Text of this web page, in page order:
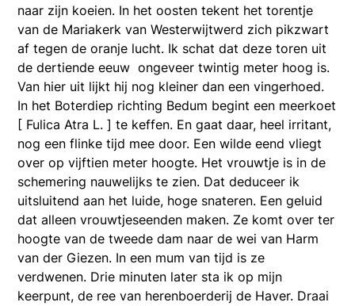
naar zijn koeien. In het oosten tekent het torentje
van de Mariakerk van Westerwijtwerd zich pikzwart
af tegen de oranje lucht. Ik schat dat deze toren uit
de dertiende eeuw ongeveer twintig meter hoog is.
Van hier uit lijkt hij nog kleiner dan een vingerhoed.
In het Boterdiep richting Bedum begint een meerkoet
[ Fulica Atra L. ] te keffen. En gaat daar, heel irritant,
nog een flinke tijd mee door. Een wilde eend vliegt
over op vijftien meter hoogte. Het vrouwtje is in de
schemering nauwelijks te zien. Dat deduceer ik
uitsluitend aan het luide, hoge snateren. Een geluid
dat alleen vrouwtjeseenden maken. Ze komt over ter
hoogte van de tweede dam naar de wei van Harm
van der Giezen. In een mum van tijd is ze
verdwenen. Drie minuten later sta ik op mijn
keerpunt, de ree van herenboerderij de Haver. Draai